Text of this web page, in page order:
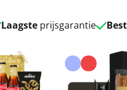
Laagsteprijsgarantie